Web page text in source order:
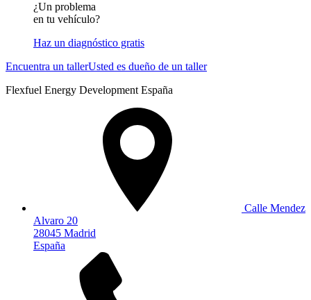
¿Un problema
en tu vehículo?
Haz un diagnóstico gratis
Encuentra un tallerUsted es dueño de un taller
Flexfuel Energy Development España
Calle Mendez
Alvaro 20
28045 Madrid
España